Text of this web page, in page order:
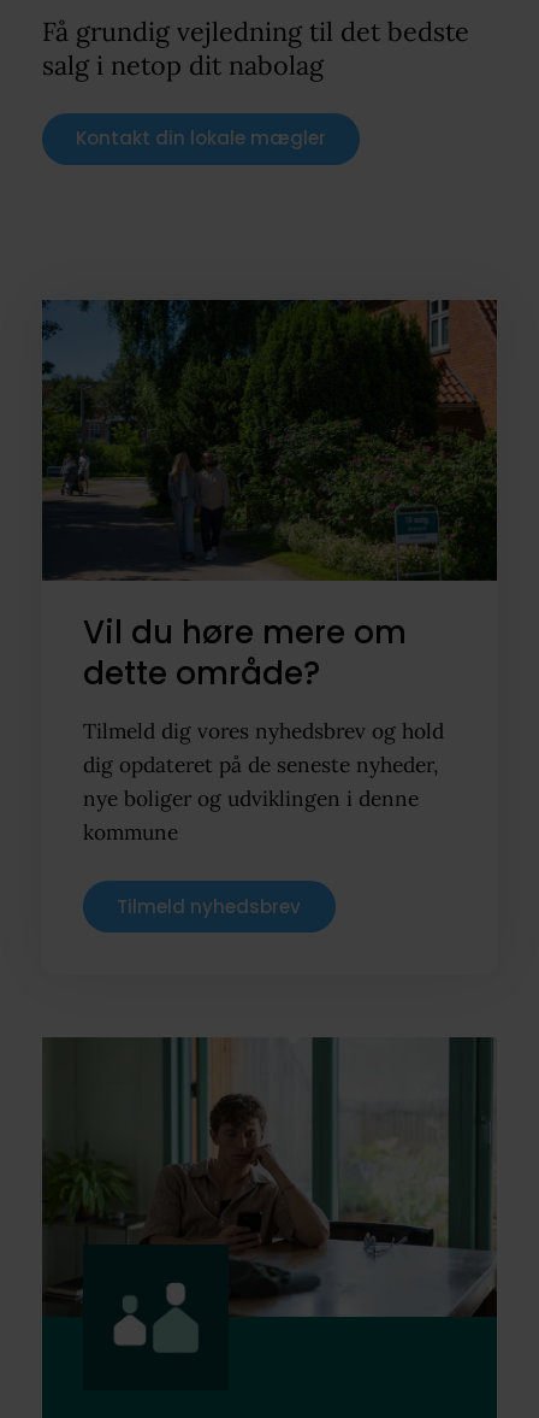
Få grundig vejledning til det bedste
salg i netop dit nabolag
Kontakt din lokale mægler
Vil du høre mere om
dette område?
Tilmeld dig vores nyhedsbrev og hold
dig opdateret på de seneste nyheder,
nye boliger og udviklingen i denne
kommune
Tilmeld nyhedsbrev